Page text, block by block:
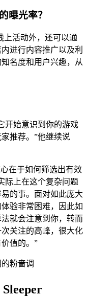
曝光率？
上活动外，还可以通
进行内容推广以及利
名度和用户兴趣，从
开始意识到你的游戏
推荐。”他继续说
在于如何筛选出有效
际上在这个复杂问题
的事。面对如此庞大
验非常困难，因此如
就会注意到你，转而
关注的高峰，很大化
值的。”